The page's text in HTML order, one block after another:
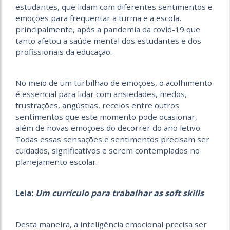
estudantes, que lidam com diferentes sentimentos e
emoções para frequentar a turma e a escola,
principalmente, após a pandemia da covid-19 que
tanto afetou a saúde mental dos estudantes e dos
profissionais da educação.
No meio de um turbilhão de emoções, o acolhimento
é essencial para lidar com ansiedades, medos,
frustrações, angústias, receios entre outros
sentimentos que este momento pode ocasionar,
além de novas emoções do decorrer do ano letivo.
Todas essas sensações e sentimentos precisam ser
cuidados, significativos e serem contemplados no
planejamento escolar.
Leia: Um currículo para trabalhar as soft skills
Desta maneira, a inteligência emocional precisa ser